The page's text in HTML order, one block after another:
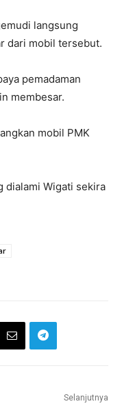
langsung
dari mobil tersebut.
pemadaman
membesar.
mobil PMK
dialami Wigati sekira
Selanjutnya